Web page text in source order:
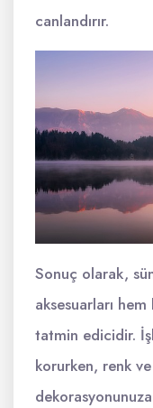
canlandırır.
Sonuç olarak,
aksesuarları
tatmin edicidir.
korurken, renk